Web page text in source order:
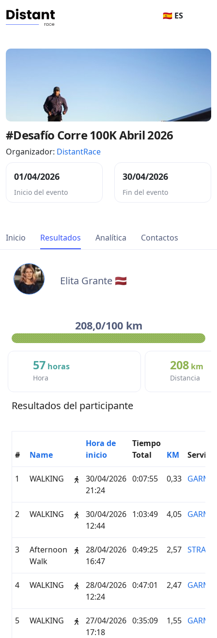
🇪🇸 ES
#Desafío Corre 100K Abril 2026
Organizador: DistantRace
01/04/2026
Inicio del evento
30/04/2026
Fin del evento
Inicio Resultados Analítica Contactos
Elita Grante 🇱🇻
208,0/100 km
57 horas
Hora
208km
Distancia
Resultados del participante
# Name
Hora de
inicio
Tiempo
Total
KM Servicio
1 WALKING
30/04/2026
21:24
0:07:55 0,33
2 WALKING
30/04/2026
12:44
1:03:49 4,05
3
Afternoon
Walk
28/04/2026
16:47
0:49:25 2,57 STRAVA
4 WALKING
28/04/2026
12:24
0:47:01 2,47
5 WALKING
27/04/2026
17:18
0:35:09 1,55